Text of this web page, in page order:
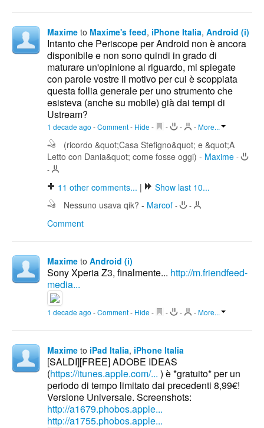
Maxime to Maxime's feed, iPhone Italia, Android (i)
Intanto che Periscope per Android non è ancora
disponibile e non sono quindi in grado di
maturare un'opinione al riguardo, mi spiegate
con parole vostre il motivo per cui è scoppiata
questa follia generale per uno strumento che
esisteva (anche su mobile) già dai tempi di
Ustream?
1 decade ago -Comment- Hide - - - -More...
(ricordo &quot;Casa Stefigno&quot; e &quot;A
Letto con Dania&quot; come fosse oggi) - Maxime -
-
11 other comments... |
Show last 10...
Nessuno usava qik? - Marcof - -
Comment
Maxime to Android (i)
Sony Xperia Z3, finalmente... http://m.friendfeed-
media...
1 decade ago -Comment- Hide - - - -More...
Maxime to iPad Italia, iPhone Italia
[SALDI][FREE] ADOBE IDEAS
(https://itunes.apple.com/... ) è *gratuito* per un
periodo di tempo limitato dai precedenti 8,99€!
Versione Universale. Screenshots:
http://a1679.phobos.apple...
http://a1755.phobos.apple...